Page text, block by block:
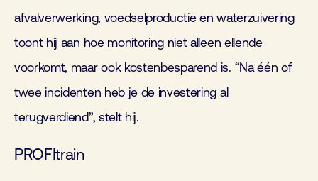
afvalverwerking, voedselproductie en waterzuivering
toont hij aan hoe monitoring niet alleen ellende
voorkomt, maar ook kostenbesparend is. “Na één of
twee incidenten heb je de investering al
terugverdiend”, stelt hij.
PROFItrain